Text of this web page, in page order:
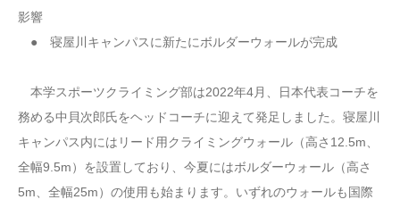
影響
● 寝屋川キャンパスに新たにボルダーウォールが完成
本学スポーツクライミング部は2022年4月、日本代表コーチを
務める中貝次郎氏をヘッドコーチに迎えて発足しました。寝屋川
キャンパス内にはリード用クライミングウォール（高さ12.5m、
全幅9.5m）を設置しており、今夏にはボルダーウォール（高さ
5m、全幅25m）の使用も始まります。いずれのウォールも国際